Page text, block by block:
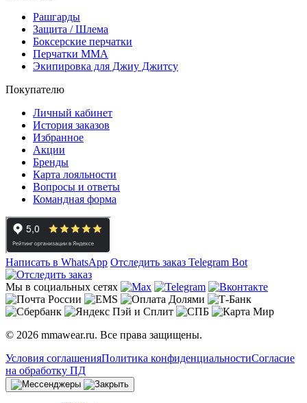
Рашгарды
Защита / Шлема
Боксерские перчатки
Перчатки ММА
Экипировка для Джиу Джитсу
Покупателю
Личный кабинет
История заказов
Избранное
Акции
Бренды
Карта лояльности
Вопросы и ответы
Командная форма
Написать в WhatsApp Отследить заказ Telegram Bot
Мы в социальных сетях
© 2026 mmawear.ru. Все права защищены.
Условия соглашенияПолитика конфиденциальностиСогласие
на обработку ПД